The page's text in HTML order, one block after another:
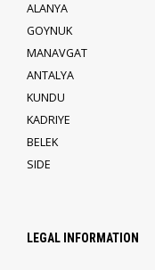
ALANYA
GOYNUK
MANAVGAT
ANTALYA
KUNDU
KADRIYE
BELEK
SIDE
LEGAL INFORMATION